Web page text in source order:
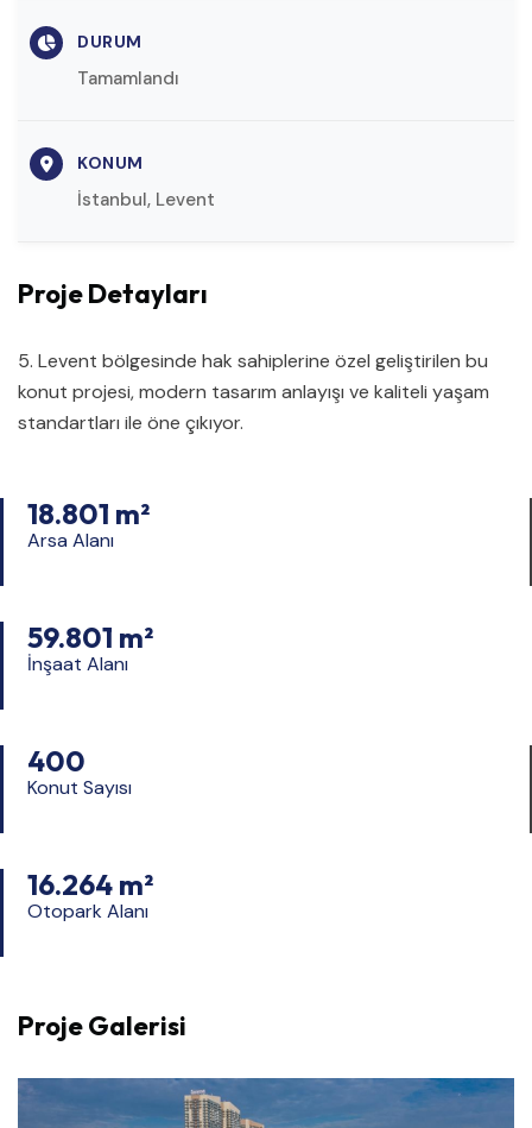
DURUM
Tamamlandı
KONUM
İstanbul, Levent
Proje Detayları
5. Levent bölgesinde hak sahiplerine özel geliştirilen bu
konut projesi, modern tasarım anlayışı ve kaliteli yaşam
standartları ile öne çıkıyor.
18.801 m²
Arsa Alanı
59.801 m²
İnşaat Alanı
400
Konut Sayısı
16.264 m²
Otopark Alanı
Proje Galerisi